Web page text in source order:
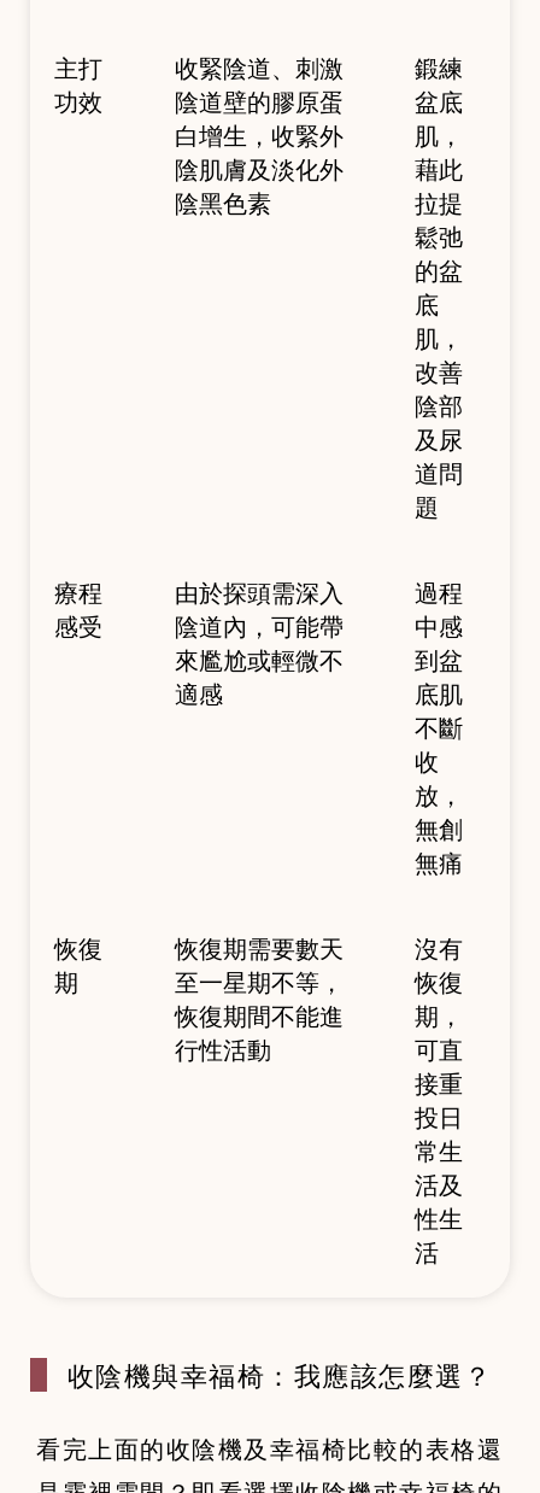
主打
功效
收緊陰道、刺激
陰道壁的膠原蛋
白增生，收緊外
陰肌膚及淡化外
陰黑色素
鍛練
盆底
肌，
藉此
拉提
鬆弛
的盆
底
肌，
改善
陰部
及尿
道問
題
療程
感受
由於探頭需深入
陰道內，可能帶
來尷尬或輕微不
適感
過程
中感
到盆
底肌
不斷
收
放，
無創
無痛
恢復
期
恢復期需要數天
至一星期不等，
恢復期間不能進
行性活動
沒有
恢復
期，
可直
接重
投日
常生
活及
性生
活
收陰機與幸福椅：我應該怎麼選？
看完上面的收陰機及幸福椅比較的表格還